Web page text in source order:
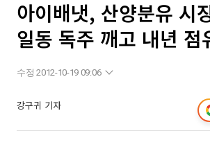
아이배냇, 산양분유 시
일동 독주 깨고 내년
수정 2012-10-19 09:06
강구귀 기자